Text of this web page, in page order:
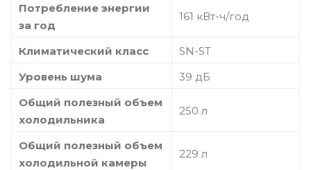
Потребление энергии
за год
161 кВт-ч/год
Климатический класс
SN-ST
Уровень шума
39 дБ
Общий полезный объем
холодильника
250 л
Общий полезный объем
холодильной камеры
229 л